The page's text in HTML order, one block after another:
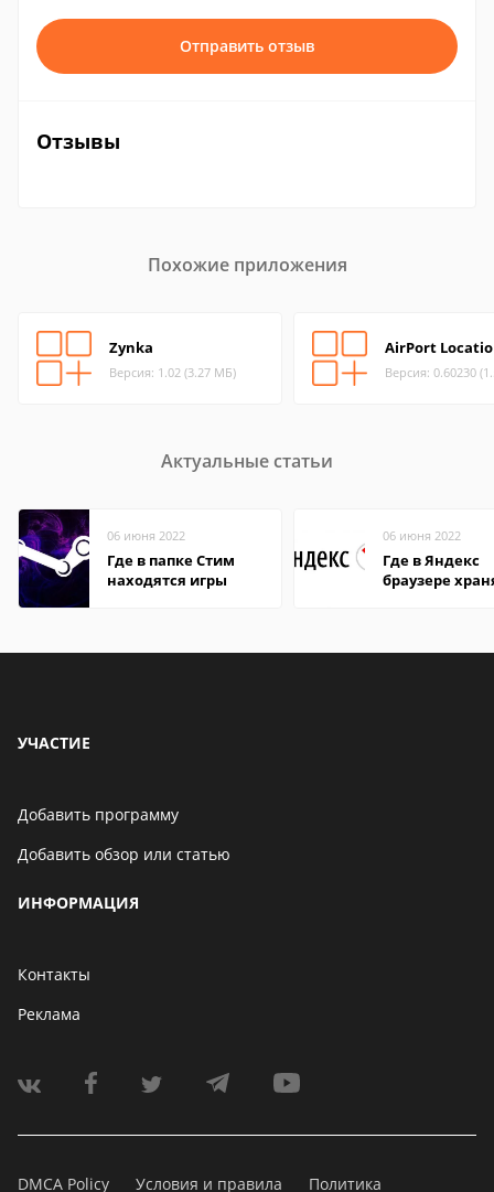
Отправить отзыв
Отзывы
Похожие приложения
Zynka
Версия: 1.02 (3.27 МБ)
AirPort
Версия: 0.60230
Актуальные статьи
06 июня 2022
Где в папке Стим
находятся игры
06 июня 2022
Где в Яндекс
браузере
УЧАСТИЕ
Добавить программу
Добавить обзор или статью
ИНФОРМАЦИЯ
Контакты
Реклама
DMCA Policy Условия и правила Политика